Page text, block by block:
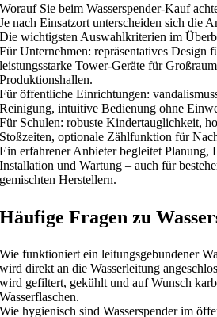
Worauf Sie beim Wasserspender-Kauf
Je nach Einsatzort unterscheiden sich die
Die wichtigsten Auswahlkriterien im
Für Unternehmen: repräsentatives Design
leistungsstarke Tower-Geräte für
Produktionshallen.
Für öffentliche Einrichtungen:
Reinigung, intuitive Bedienung ohne
Für Schulen: robuste Kindertauglichkeit,
Stoßzeiten, optionale Zählfunktion für
Ein erfahrener Anbieter begleitet Planung,
Installation und Wartung – auch für
gemischten Herstellern.
Häufige Fragen zu
Wie funktioniert ein leitungsgebundener
wird direkt an die Wasserleitung
wird gefiltert, gekühlt und auf Wunsch
Wasserflaschen.
Wie hygienisch sind Wasserspender im